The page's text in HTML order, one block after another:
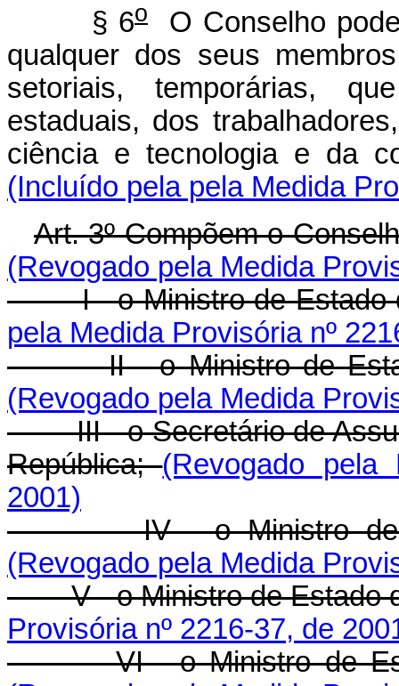
§ 6o
O Conselho
qualquer dos seus
setoriais, temporárias,
estaduais, dos
ciência e tecnologia e da
(Incluído pela pela Medida
Art. 3º Compõem o
(Revogado pela Medida
I - o Ministro de Estado
pela Medida Provisória nº
II - o Ministro de Estado
(Revogado pela Medida
III - o Secretário de
República;(Revogado pela
2001)
IV - o Ministro de
(Revogado pela Medida
V - o Ministro de Estado
Provisória nº 2216-37, de
VI - o Ministro de